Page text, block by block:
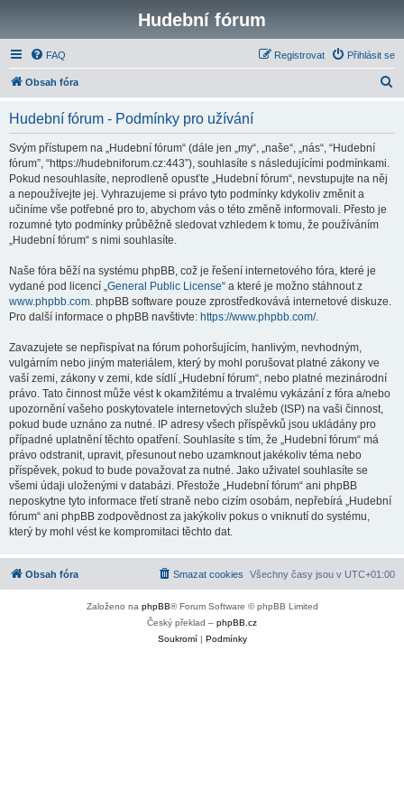
Hudební fórum
FAQ Přihlásit se
Registrovat
Obsah fóra
Hudební fórum - Podmínky pro užívání
Svým přístupem na „Hudební fórum“ (dále jen „my“, „naše“, „nás“, “Hudební
fórum”, “https://hudebniforum.cz:443”), souhlasíte s následujícími podmínkami.
Pokud nesouhlasíte, neprodleně opusťte „Hudební fórum“, nevstupujte na něj
a nepoužívejte jej. Vyhrazujeme si právo tyto podmínky kdykoliv změnit a
učiníme vše potřebné pro to, abychom vás o této změně informovali. Přesto je
rozumné tyto podmínky průběžně sledovat vzhledem k tomu, že používáním
„Hudební fórum“ s nimi souhlasíte.
Naše fóra běží na systému phpBB, což je řešení internetového fóra, které je
vydané pod licencí „General Public License“ a které je možno stáhnout z
www.phpbb.com. phpBB software pouze zprostředkovává internetové diskuze.
Pro další informace o phpBB navštivte: https://www.phpbb.com/.
Zavazujete se nepřispívat na fórum pohoršujícím, hanlivým, nevhodným,
vulgárním nebo jiným materiálem, který by mohl porušovat platné zákony ve
vaší zemi, zákony v zemi, kde sídlí „Hudební fórum“, nebo platné mezinárodní
právo. Tato činnost může vést k okamžitému a trvalému vykázání z fóra a/nebo
upozornění vašeho poskytovatele internetových služeb (ISP) na vaši činnost,
pokud bude uznáno za nutné. IP adresy všech příspěvků jsou ukládány pro
případné uplatnění těchto opatření. Souhlasíte s tím, že „Hudební fórum“ má
právo odstranit, upravit, přesunout nebo uzamknout jakékoliv téma nebo
příspěvek, pokud to bude považovat za nutné. Jako uživatel souhlasíte se
všemi údaji uloženými v databázi. Přestože „Hudební fórum“ ani phpBB
neposkytne tyto informace třetí straně nebo cizím osobám, nepřebírá „Hudební
fórum“ ani phpBB zodpovědnost za jakýkoliv pokus o vniknutí do systému,
který by mohl vést ke kompromitaci těchto dat.
Obsah fóra Všechny časy jsou v UTC+01:00
Smazat cookies
Založeno na phpBB® Forum Software © phpBB Limited
Český překlad – phpBB.cz
Soukromí| Podmínky